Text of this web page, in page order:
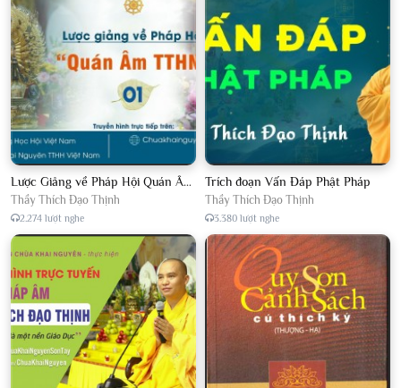
Lược Giảng về Pháp Hội Quán Âm TTHN lần 2
Thầy Thích Đạo Thịnh
2.274 lượt nghe
Trích đoạn Vấn Đáp Phật Pháp
Thầy Thích Đạo Thịnh
3.380 lượt nghe